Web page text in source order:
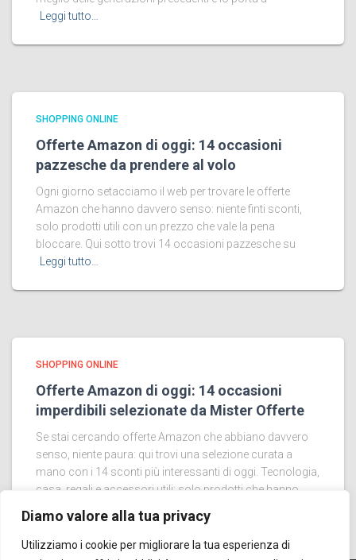
Diamo valore alla tua privacy
Utilizziamo i cookie per migliorare la tua esperienza di
Leggi tutto…
SHOPPING ONLINE
Offerte Amazon di oggi: 14 occasioni
pazzesche da prendere al volo
Ogni giorno setacciamo il web per trovare le offerte
Amazon che hanno davvero senso: niente finti sconti,
solo prodotti utili con un prezzo che vale la pena
bloccare. Qui sotto trovi 14 occasioni pazzesche su
Leggi tutto…
SHOPPING ONLINE
Offerte Amazon di oggi: 14 occasioni
imperdibili selezionate da Mister Offerte
Se stai cercando offerte Amazon che abbiano davvero
senso, niente paura: qui trovi una selezione curata a
mano con i 14 sconti più interessanti di oggi. Tecnologia,
casa, regali e accessori utili: solo prodotti che hanno